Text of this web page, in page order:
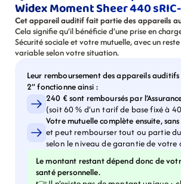
Widex Moment Sheer 440
Cet appareil auditif fait partie des appareils
Cela signifie qu’il bénéficie d’une prise en
Sécurité sociale et votre mutuelle, avec un
variable selon votre situation.
Leur remboursement des appareils auditifs
2” fonctionne ainsi :
240 € sont remboursés par
(soit 60 % d’un tarif de base fixé à
Votre mutuelle complète ensuite,
et peut rembourser tout ou partie
selon le niveau de garantie de
Le montant restant dépend donc de
santé personnelle.